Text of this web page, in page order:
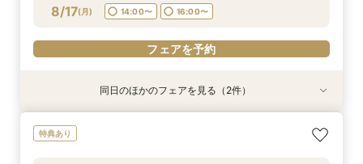
フェアを予約
フェアを予約
フェアを予約
8/17(月)
14:00〜
16:00〜
フェアを予約
※＼まずは情報収集だけ／※90分クイックで会場
《★オンライン90分フェア★》一旦情報収集の
同日のほかのフェアを見る（2件）
特典あり